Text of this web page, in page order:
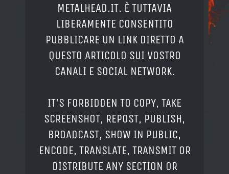
METALHEAD.IT. È TUTTAVIA
LIBERAMENTE CONSENTITO
PUBBLICARE UN LINK DIRETTO A
QUESTO ARTICOLO SUI VOSTRO
CANALI E SOCIAL NETWORK.
IT'S FORBIDDEN TO COPY, TAKE
SCREENSHOT, REPOST, PUBLISH,
BROADCAST, SHOW IN PUBLIC,
ENCODE, TRANSLATE, TRANSMIT OR
DISTRIBUTE ANY SECTION OR